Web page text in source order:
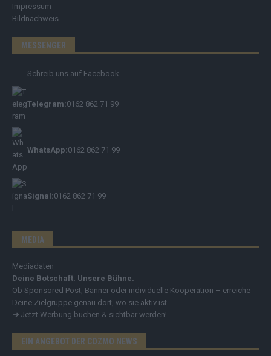
Impressum
Bildnachweis
MESSENGER
Schreib uns auf Facebook
Telegram:0162 862 71 99
WhatsApp:0162 862 71 99
Signal:0162 862 71 99
MEDIA
Mediadaten
Deine Botschaft. Unsere Bühne.
Ob Sponsored Post, Banner oder individuelle Kooperation – erreiche
Deine Zielgruppe genau dort, wo sie aktiv ist.
➔ Jetzt Werbung buchen & sichtbar werden!
EIN ANGEBOT DER COZMO NEWS